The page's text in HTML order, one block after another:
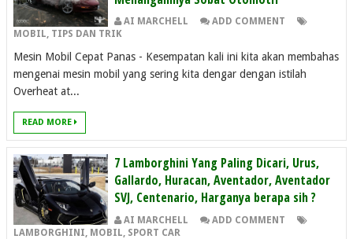
AI MARCHELL
ADD COMMENT
MOBIL, TIPS DAN TRIK
Mesin Mobil Cepat Panas - Kesempatan kali ini kita akan membahas
mengenai mesin mobil yang sering kita dengar dengan istilah
Overheat at...
READ MORE
7 Lamborghini Yang Paling Dicari, Urus,
Gallardo, Huracan, Aventador, Aventador
SVJ, Centenario, Harganya berapa sih ?
AI MARCHELL
ADD COMMENT
LAMBORGHINI, MOBIL, SPORT CAR